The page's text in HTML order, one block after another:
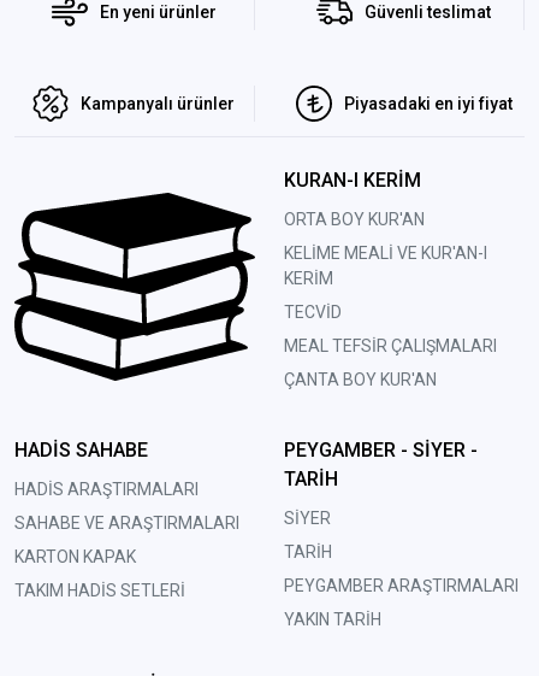
En yeni ürünler Güvenli teslimat
Kampanyalı ürünler Piyasadaki en iyi fiyat
KURAN-I KERİM
ORTA BOY KUR'AN
KELİME MEALİ VE KUR'AN-I
KERİM
TECVİD
MEAL TEFSİR ÇALIŞMALARI
ÇANTA BOY KUR'AN
HADİS SAHABE
HADİS ARAŞTIRMALARI
SAHABE VE ARAŞTIRMALARI
KARTON KAPAK
TAKIM HADİS SETLERİ
PEYGAMBER - SİYER -
TARİH
SİYER
TARİH
PEYGAMBER ARAŞTIRMALARI
YAKIN TARİH